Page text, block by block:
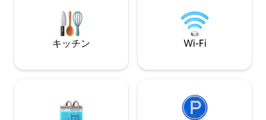
休暇、シティブレ
な拠点です。
キッチン Wi-Fi